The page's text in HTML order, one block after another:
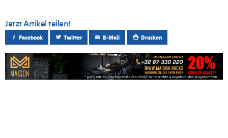
Jetzt Artikel teilen!
Facebook Twitter E-Mail Drucken